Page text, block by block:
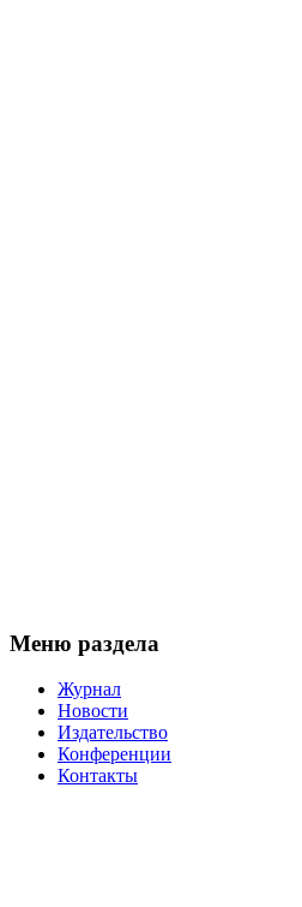
Меню раздела
Журнал
Новости
Издательство
Конференции
Контакты